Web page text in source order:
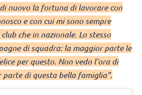
nuovo la fortuna di lavorare con
e con cui mi sono sempre
che in nazionale. Lo stesso
di squadra: la maggior parte le
per questo. Non vedo l’ora di
di questa bella famiglia”.